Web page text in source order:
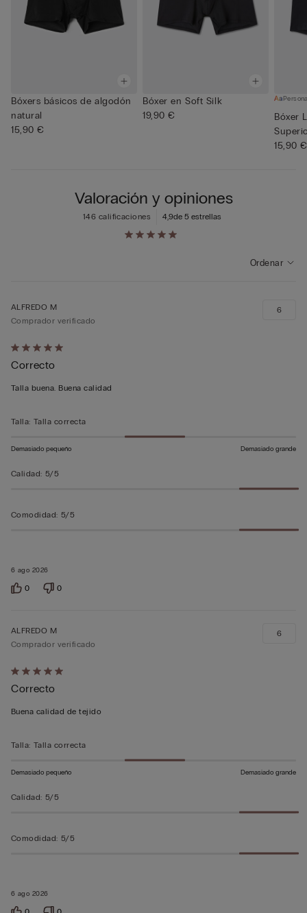
Bóxers básicos de algodón
natural
15,90 €
Bóxer en Soft Silk
19,90 €
Bóxer
15,90 €
Valoración y opiniones
4,9de 5 estrellas
146 calificaciones
Ordenar
Calificación
de
5
5
6 ago 2026
ALFREDO M
Comprador verificado
Correcto
Talla buena. Buena calidad
6
Talla: Talla correcta
Demasiado pequeño Demasiado grande
Calidad: 5/5
Comodidad: 5/5
0 0
Calificación
de
5
5
6 ago 2026
ALFREDO M
Comprador verificado
Correcto
Buena calidad de tejido
6
Talla: Talla correcta
Demasiado pequeño Demasiado grande
Calidad: 5/5
Comodidad: 5/5